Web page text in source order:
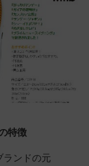
特徴
ランドの元